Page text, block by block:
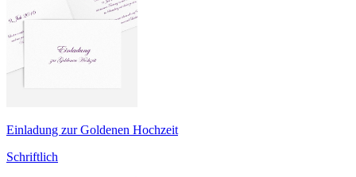
Einladung zur Goldenen Hochzeit
Schriftlich